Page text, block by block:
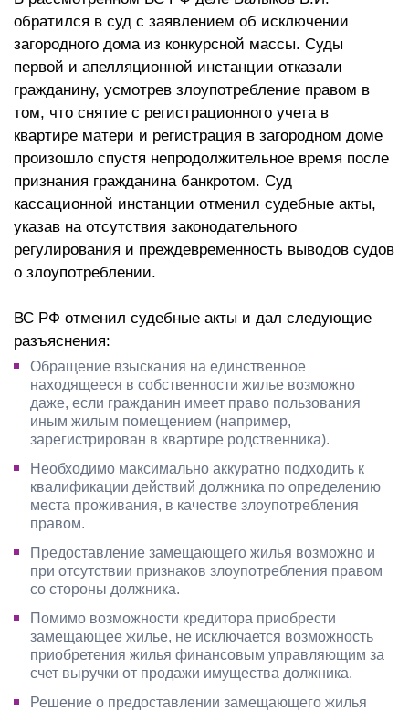
обратился в суд с заявлением об исключении
загородного дома из конкурсной массы. Суды
первой и апелляционной инстанции отказали
гражданину, усмотрев злоупотребление правом в
том, что снятие с регистрационного учета в
квартире матери и регистрация в загородном доме
произошло спустя непродолжительное время после
признания гражданина банкротом. Суд
кассационной инстанции отменил судебные акты,
указав на отсутствия законодательного
регулирования и преждевременность выводов судов
о злоупотреблении.
ВС РФ отменил судебные акты и дал следующие
разъяснения:
Обращение взыскания на единственное
находящееся в собственности жилье возможно
даже, если гражданин имеет право пользования
иным жилым помещением (например,
зарегистрирован в квартире родственника).
Необходимо максимально аккуратно подходить к
квалификации действий должника по определению
места проживания, в качестве злоупотребления
правом.
Предоставление замещающего жилья возможно и
при отсутствии признаков злоупотребления правом
со стороны должника.
Помимо возможности кредитора приобрести
замещающее жилье, не исключается возможность
приобретения жилья финансовым управляющим за
счет выручки от продажи имущества должника.
Решение о предоставлении замещающего жилья